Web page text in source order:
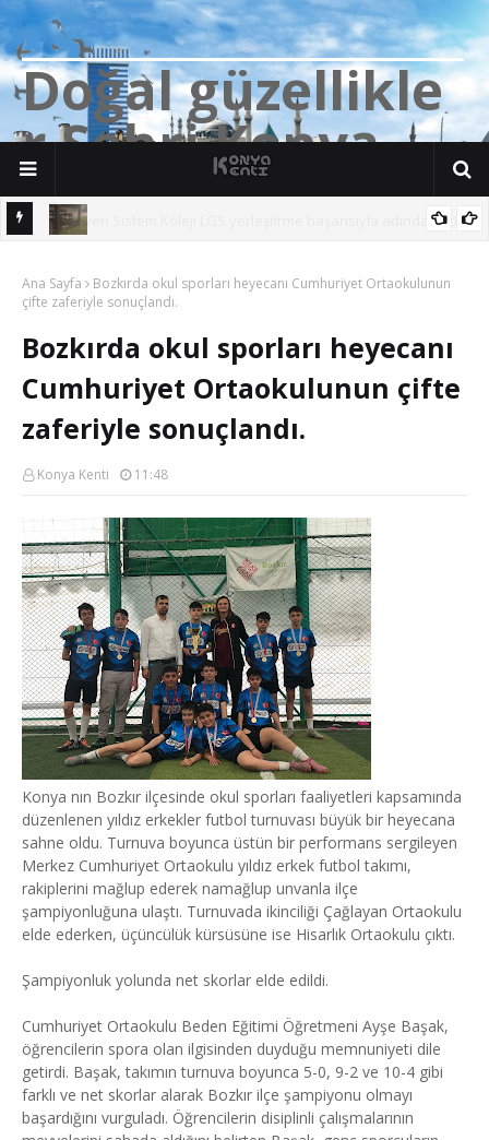
Doğalgüzellikle
rŞehriKonya
Ana Sayfa
Bozkırda okul sporları heyecanı Cumhuriyet Ortaokulunun
çifte zaferiyle sonuçlandı.
Bozkırda okul sporları heyecanı
Cumhuriyet Ortaokulunun çifte
zaferiyle sonuçlandı.
Konya Kenti 11:48
Konya nın Bozkır ilçesinde okul sporları faaliyetleri kapsamında
düzenlenen yıldız erkekler futbol turnuvası büyük bir heyecana
sahne oldu. Turnuva boyunca üstün bir performans sergileyen
Merkez Cumhuriyet Ortaokulu yıldız erkek futbol takımı,
rakiplerini mağlup ederek namağlup unvanla ilçe
şampiyonluğuna ulaştı. Turnuvada ikinciliği Çağlayan Ortaokulu
elde ederken, üçüncülük kürsüsüne ise Hisarlık Ortaokulu çıktı.
Şampiyonluk yolunda net skorlar elde edildi.
Cumhuriyet Ortaokulu Beden Eğitimi Öğretmeni Ayşe Başak,
öğrencilerin spora olan ilgisinden duyduğu memnuniyeti dile
getirdi. Başak, takımın turnuva boyunca 5-0, 9-2 ve 10-4 gibi
farklı ve net skorlar alarak Bozkır ilçe şampiyonu olmayı
başardığını vurguladı. Öğrencilerin disiplinli çalışmalarının